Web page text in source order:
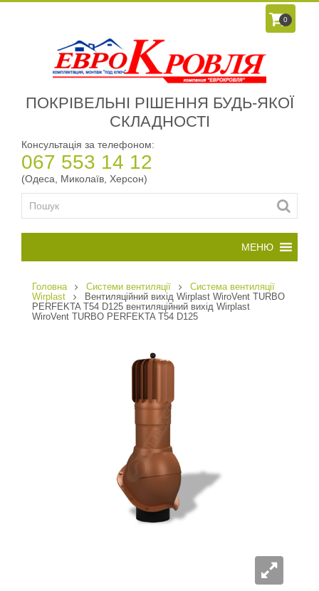
0
ПОКРІВЕЛЬНІ РІШЕННЯ БУДЬ-ЯКОЇ
СКЛАДНОСТІ
Консультація за телефоном:
067 553 14 12
(Одеса, Миколаїв, Херсон)
Головна Системи вентиляції
Система вентиляції
Wirplast
Вентиляційний вихід Wirplast WiroVent TURBO
PERFEKTA T54 D125 вентиляційний вихід Wirplast
WiroVent TURBO PERFEKTA T54 D125